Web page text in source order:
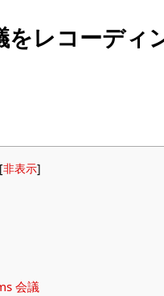
レコーディ
[非表示]
会議